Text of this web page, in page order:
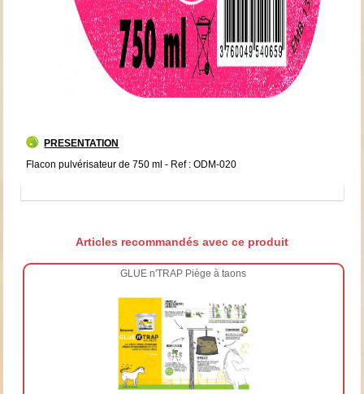
PRESENTATION
Flacon pulvérisateur de 750 ml - Ref : ODM-020
Articles recommandés avec ce produit
GLUE n'TRAP Piège à taons